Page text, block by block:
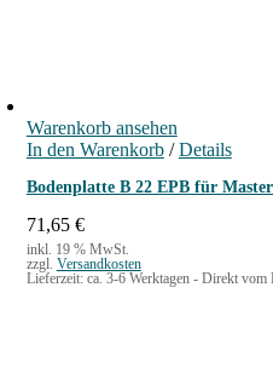
Warenkorb ansehen
In den Warenkorb / Details
Bodenplatte B 22 EPB für
71,65 €
inkl. 19 % MwSt.
zzgl. Versandkosten
Lieferzeit: ca. 3-6 Werktagen - Direkt vom